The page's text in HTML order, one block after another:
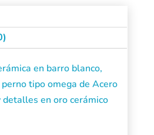
en barro blanco,
tipo omega de Acero
en oro cerámico